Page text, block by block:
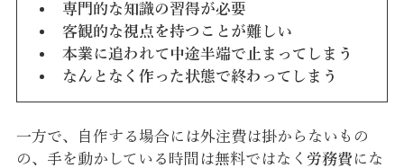
専門的な知識の習得が必要
客観的な視点を持つことが難しい
本業に追われて中途半端で止まってしまう
なんとなく作った状態で終わってしまう
一方で、自作する場合には外注費は掛からないもの
の、手を動かしている時間は無料ではなく 労務費にな